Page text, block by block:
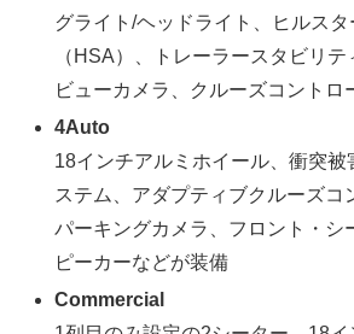
グライト/ヘッドライト、ヒルスタ
（HSA）、トレーラースタビリ
ビューカメラ、クルーズコントロ
4Auto
18インチアルミホイール、衝突被
ステム、アダプティブクルーズコ
パーキングカメラ、フロント・シ
ピーカーなどが装備
Commercial